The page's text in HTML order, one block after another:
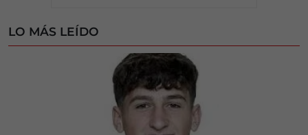
LO MÁS LEÍDO